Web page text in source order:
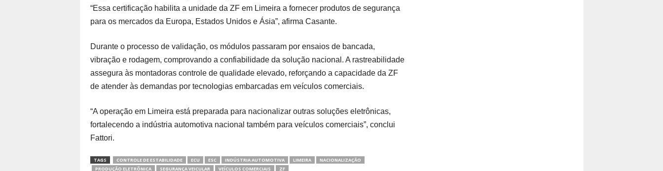
“Essa certificação habilita a unidade da ZF em Limeira a fornecer produtos de segurança
para os mercados da Europa, Estados Unidos e Ásia”, afirma Casante.
Durante o processo de validação, os módulos passaram por ensaios de bancada,
vibração e rodagem, comprovando a confiabilidade da solução nacional. A rastreabilidade
assegura às montadoras controle de qualidade elevado, reforçando a capacidade da ZF
de atender às demandas por tecnologias embarcadas em veículos comerciais.
“A operação em Limeira está preparada para nacionalizar outras soluções eletrônicas,
fortalecendo a indústria automotiva nacional também para veículos comerciais”, conclui
Fattori.
TAGS CONTROLE DE ESTABILIDADE ECU ESC INDÚSTRIA AUTOMOTIVA LIMEIRA
NACIONALIZAÇÃO
PRODUÇÃO ELETRÔNICA
SEGURANÇA VEICULAR VEÍCULOS COMERCIAIS ZF